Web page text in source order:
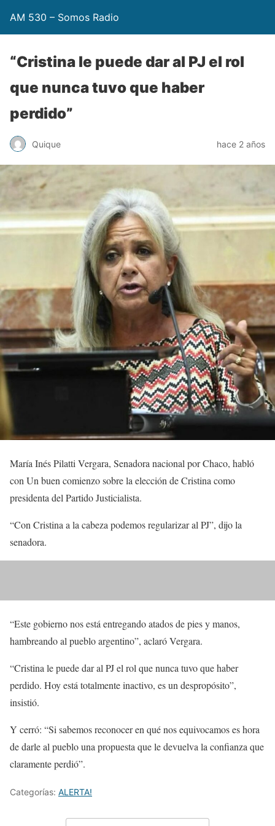
AM 530 – Somos Radio
“Cristina le puede dar al PJ el rol
que nunca tuvo que haber
perdido”
Quique hace 2 años
María Inés Pilatti Vergara, Senadora nacional por Chaco, habló
con Un buen comienzo sobre la elección de Cristina como
presidenta del Partido Justicialista.
“Con Cristina a la cabeza podemos regularizar al PJ”, dijo la
senadora.
“Este gobierno nos está entregando atados de pies y manos,
hambreando al pueblo argentino”, aclaró Vergara.
“Cristina le puede dar al PJ el rol que nunca tuvo que haber
perdido. Hoy está totalmente inactivo, es un despropósito”,
insistió.
Y cerró: “Si sabemos reconocer en qué nos equivocamos es hora
de darle al pueblo una propuesta que le devuelva la confianza que
claramente perdió”.
Categorías: ALERTA!